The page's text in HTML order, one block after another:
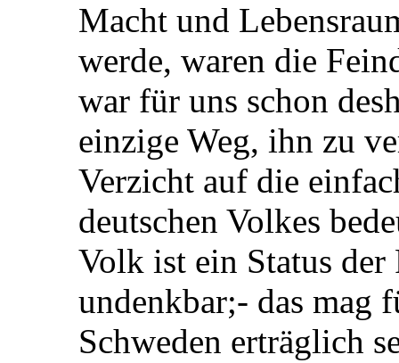
Macht und
werde, waren die
war für uns schon
einzige Weg, ihn zu
Verzicht auf die
deutschen Volkes
Volk ist ein Status der
undenkbar;- das mag
Schweden erträglich